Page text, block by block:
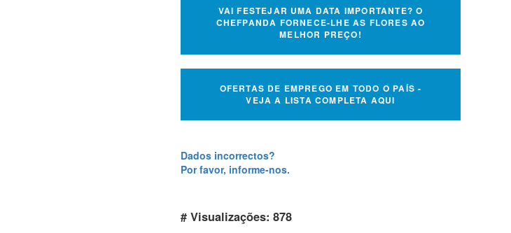
VAI FESTEJAR UMA DATA IMPORTANTE? O
CHEFPANDA FORNECE-LHE AS FLORES AO
MELHOR PREÇO!
OFERTAS DE EMPREGO EM TODO O PAÍS -
VEJA A LISTA COMPLETA AQUI
Dados incorrectos?
Por favor, informe-nos.
# Visualizações: 878